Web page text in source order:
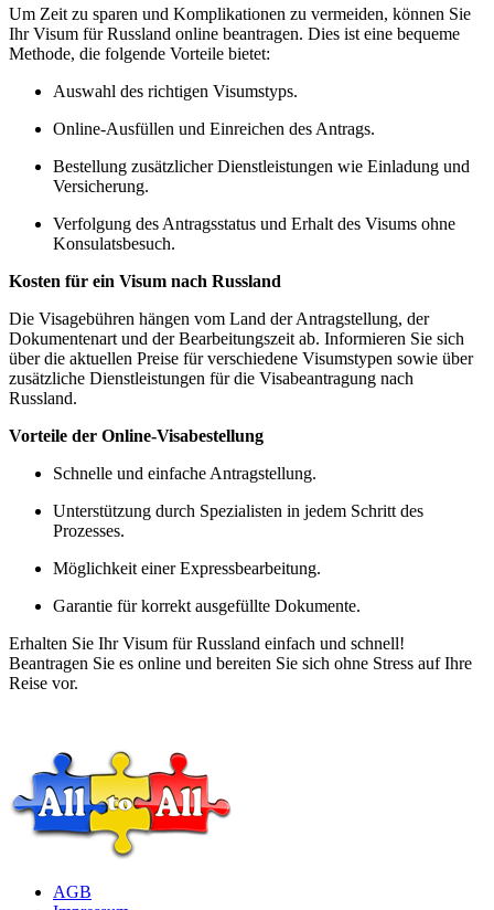
Um Zeit zu sparen und Komplikationen zu vermeiden, können Sie
Ihr Visum für Russland online beantragen. Dies ist eine bequeme
Methode, die folgende Vorteile bietet:
Auswahl des richtigen Visumstyps.
Online-Ausfüllen und Einreichen des Antrags.
Bestellung zusätzlicher Dienstleistungen wie Einladung und
Versicherung.
Verfolgung des Antragsstatus und Erhalt des Visums ohne
Konsulatsbesuch.
Kosten für ein Visum nach Russland
Die Visagebühren hängen vom Land der Antragstellung, der
Dokumentenart und der Bearbeitungszeit ab. Informieren Sie sich
über die aktuellen Preise für verschiedene Visumstypen sowie über
zusätzliche Dienstleistungen für die Visabeantragung nach
Russland.
Vorteile der Online-Visabestellung
Schnelle und einfache Antragstellung.
Unterstützung durch Spezialisten in jedem Schritt des
Prozesses.
Möglichkeit einer Expressbearbeitung.
Garantie für korrekt ausgefüllte Dokumente.
Erhalten Sie Ihr Visum für Russland einfach und schnell!
Beantragen Sie es online und bereiten Sie sich ohne Stress auf Ihre
Reise vor.
AGB